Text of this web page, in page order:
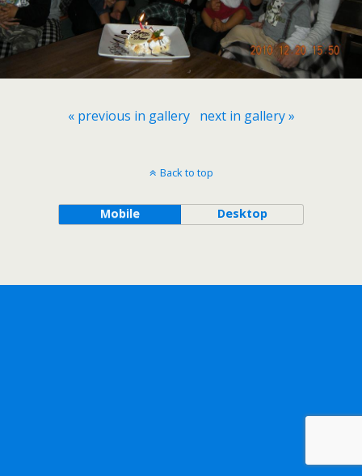
« previous in gallery next in gallery »
Back to top
Mobile Desktop